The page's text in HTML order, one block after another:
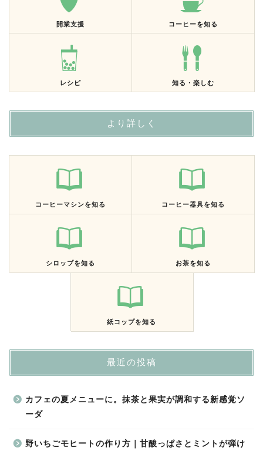
開業支援 コーヒーを知る
レシピ 知る・楽しむ
より詳しく
コーヒーマシンを知る コーヒー器具を知る
シロップを知る お茶を知る
紙コップを知る
最近の投稿
カフェの夏メニューに。抹茶と果実が調和する新感覚ソ
ーダ
野いちごモヒートの作り方｜甘酸っぱさとミントが弾け